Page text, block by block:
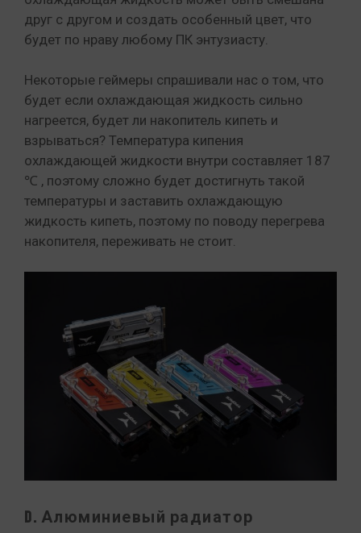
друг с другом и создать особенный цвет, что
будет по нраву любому ПК энтузиасту.
Некоторые геймеры спрашивали нас о том, что
будет если охлаждающая жидкость сильно
нагреется, будет ли накопитель кипеть и
взрываться? Температура кипения
охлаждающей жидкости внутри составляет 187
℃ , поэтому сложно будет достигнуть такой
температуры и заставить охлаждающую
жидкость кипеть, поэтому по поводу перегрева
накопителя, переживать не стоит.
D. Алюминиевый радиатор